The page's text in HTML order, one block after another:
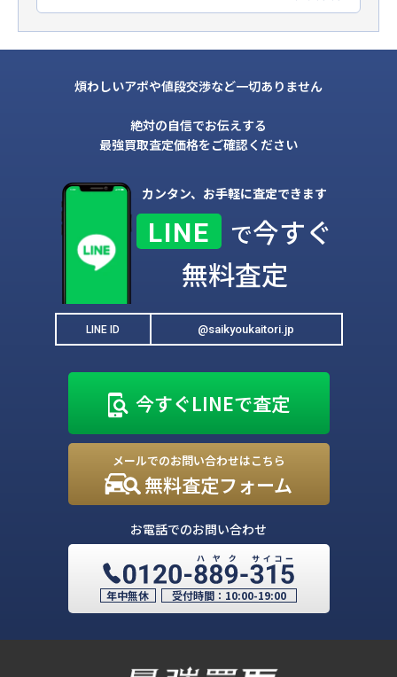
煩わしいアポや値段交渉など一切ありません
絶対の自信でお伝えする
最強買取査定価格をご確認ください
カンタン、お手軽に査定できます
LINE で今すぐ
無料査定
LINE ID @saikyoukaitori.jp
今すぐLINEで査定
メールでのお問い合わせはこちら
無料査定フォーム
お電話でのお問い合わせ
年中無休 受付時間： 10:00-19:00